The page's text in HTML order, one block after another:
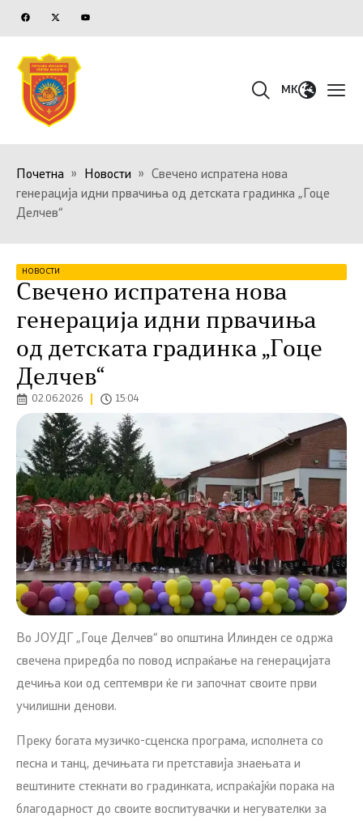
MK
Почетна » Новости »
Свечено испратена нова
генерација идни првачиња од детската градинка „Гоце
Делчев“
НОВОСТИ
Свечено испратена нова
генерација идни првачиња
од детската градинка „Гоце
Делчев“
02.06.2026 15:04
Во ЈОУДГ „Гоце Делчев“ во општина Илинден се одржа
свечена приредба по повод испраќање на генерацијата
дечиња кои од септември ќе ги започнат своите први
училишни денови.
Преку богата музичко-сценска програма, исполнета со
песна и танц, дечињата ги претставија знаењата и
вештините стекнати во градинката, испраќајќи порака на
благодарност до своите воспитувачки и негувателки за